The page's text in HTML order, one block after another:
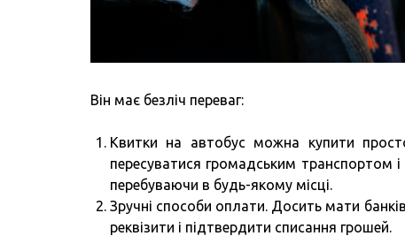
Він має безліч переваг:
Квитки на автобус можна купити
пересуватися громадським транспортом
перебуваючи в будь-якому місці.
Зручні способи оплати. Досить мати
реквізити і підтвердити списання грошей.